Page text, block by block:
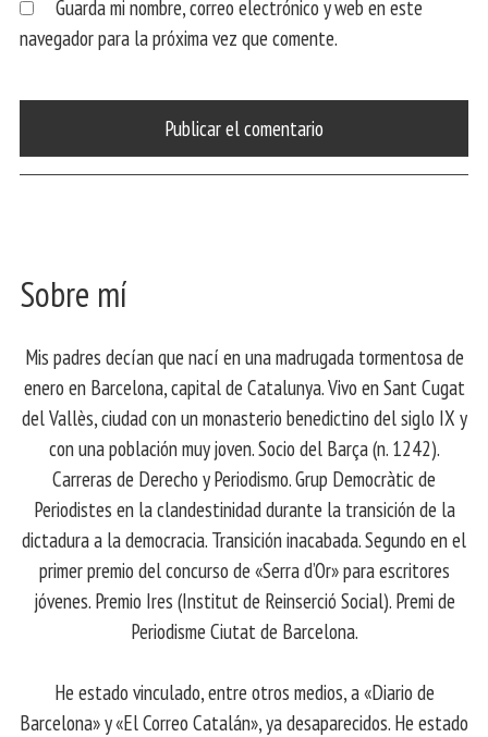
Guarda mi nombre, correo electrónico y web en este
navegador para la próxima vez que comente.
Sobre mí
Mis padres decían que nací en una madrugada tormentosa de
enero en Barcelona, ​​capital de Catalunya. Vivo en Sant Cugat
del Vallès, ciudad con un monasterio benedictino del siglo IX y
con una población muy joven. Socio del Barça (n. 1242).
Carreras de Derecho y Periodismo. Grup Democràtic de
Periodistes en la clandestinidad durante la transición de la
dictadura a la democracia. Transición inacabada. Segundo en el
primer premio del concurso de «Serra d’Or» para escritores
jóvenes. Premio Ires (Institut de Reinserció Social). Premi de
Periodisme Ciutat de Barcelona.
He estado vinculado, entre otros medios, a «Diario de
Barcelona» y «El Correo Catalán», ya desaparecidos. He estado